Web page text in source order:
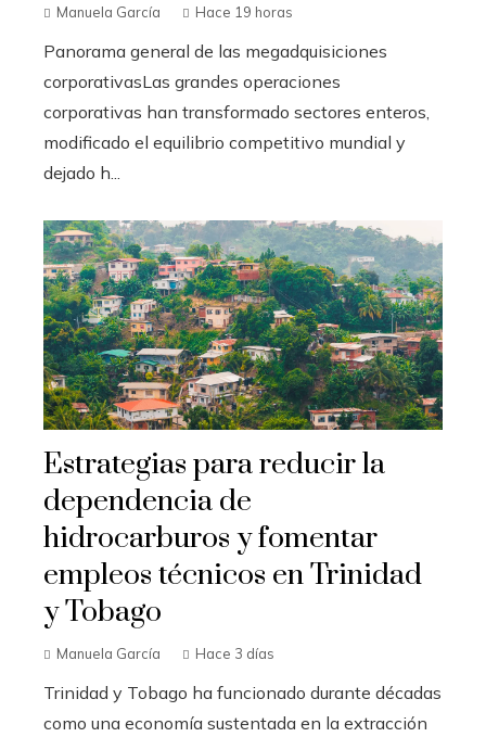
Manuela García Hace 19 horas
Panorama general de las megadquisiciones
corporativasLas grandes operaciones
corporativas han transformado sectores enteros,
modificado el equilibrio competitivo mundial y
dejado h...
Estrategias para reducir la
dependencia de
hidrocarburos y fomentar
empleos técnicos en Trinidad
y Tobago
Manuela García Hace 3 días
Trinidad y Tobago ha funcionado durante décadas
como una economía sustentada en la extracción